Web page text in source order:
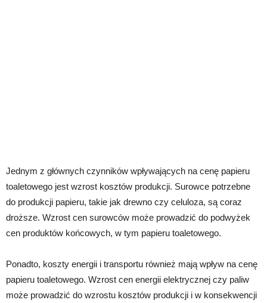
Jednym z głównych czynników wpływających na cenę papieru
toaletowego jest wzrost kosztów produkcji. Surowce potrzebne
do produkcji papieru, takie jak drewno czy celuloza, są coraz
droższe. Wzrost cen surowców może prowadzić do podwyżek
cen produktów końcowych, w tym papieru toaletowego.
Ponadto, koszty energii i transportu również mają wpływ na cenę
papieru toaletowego. Wzrost cen energii elektrycznej czy paliw
może prowadzić do wzrostu kosztów produkcji i w konsekwencji